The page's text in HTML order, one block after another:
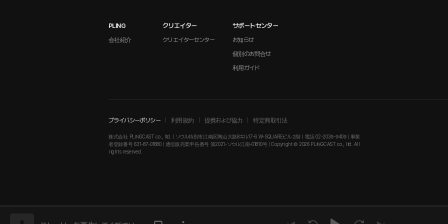
PLING
会社紹介
クリエイター
クリエイターセンター
サポートセンター
お知らせ
個別のお問合せ
利用ガイド
プライバシーポリシー 利用規約 提携および協力 特定商取引法
株式会社 PLINGCAST co., ltd. | ソウル特別市江南区陶山大路8キル17-6 W-SQUAREビル２階 | 電話 02-2039-9409 | 事業
者登録番号 631-87-01880 | 通信販売業申告番号 第2021-ソウル江南-01810号 | Copyright © 2026 PLINGCAST co., ltd. All
rights reserved.